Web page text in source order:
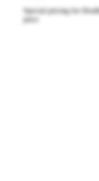
Special pricing for
price